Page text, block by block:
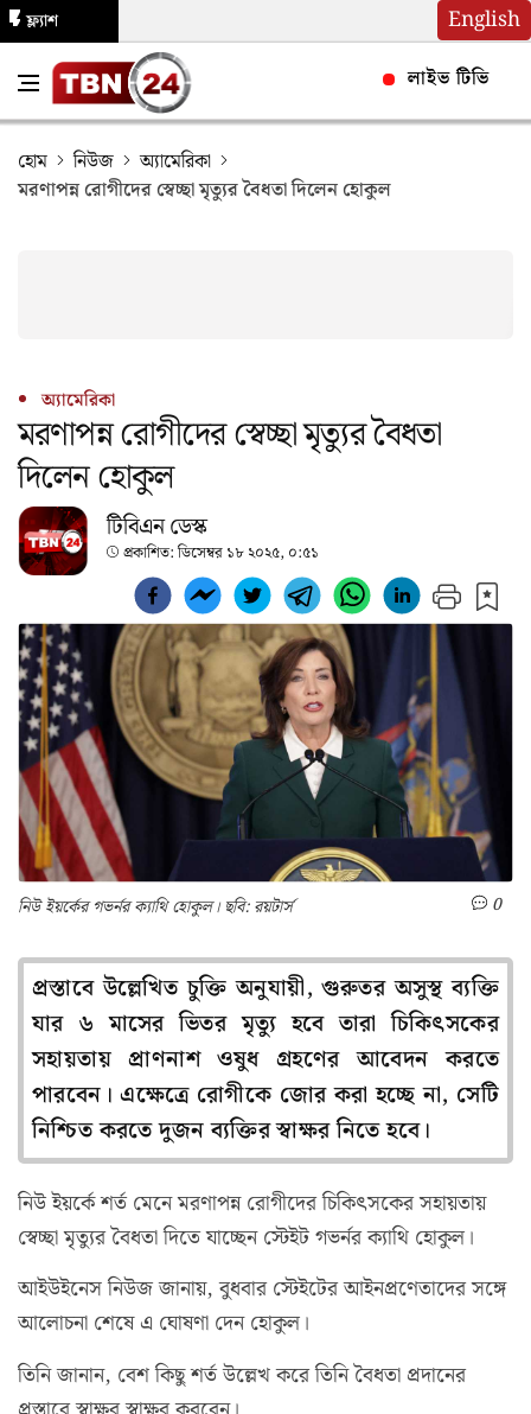
English
ফ্ল্যাশ
লাইভ টিভি
হোম নিউজ
অ্যামেরিকা
মরণাপন্ন রোগীদের স্বেচ্ছা মৃত্যুর বৈধতা দিলেন হোকুল
অ্যামেরিকা
মরণাপন্ন রোগীদের স্বেচ্ছা মৃত্যুর বৈধতা
দিলেন হোকুল
টিবিএন ডেস্ক
প্রকাশিত:ডিসেম্বর ১৮ ২০২৫, ০:৫১
নিউ ইয়র্কের গভর্নর ক্যাথি হোকুল। ছবি: রয়টার্স 0
প্রস্তাবে উল্লেখিত চুক্তি অনুযায়ী, গুরুতর অসুস্থ ব্যক্তি
যার ৬ মাসের ভিতর মৃত্যু হবে তারা চিকিৎসকের
সহায়তায় প্রাণনাশ ওষুধ গ্রহণের আবেদন করতে
পারবেন। এক্ষেত্রে রোগীকে জোর করা হচ্ছে না, সেটি
নিশ্চিত করতে দুজন ব্যক্তির স্বাক্ষর নিতে হবে।
নিউ ইয়র্কে শর্ত মেনে মরণাপন্ন রোগীদের চিকিৎসকের সহায়তায়
স্বেচ্ছা মৃত্যুর বৈধতা দিতে যাচ্ছেন স্টেইট গভর্নর ক্যাথি হোকুল।
আইউইনেস নিউজ জানায়, বুধবার স্টেইটের আইনপ্রণেতাদের সঙ্গে
আলোচনা শেষে এ ঘোষণা দেন হোকুল।
তিনি জানান, বেশ কিছু শর্ত উল্লেখ করে তিনি বৈধতা প্রদানের